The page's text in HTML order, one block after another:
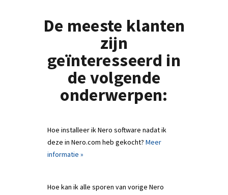
De meeste klanten
zijn
geïnteresseerd in
de volgende
onderwerpen:
Hoe installeer ik Nero software nadat ik
deze in Nero.com heb gekocht? Meer
informatie »
Hoe kan ik alle sporen van vorige Nero